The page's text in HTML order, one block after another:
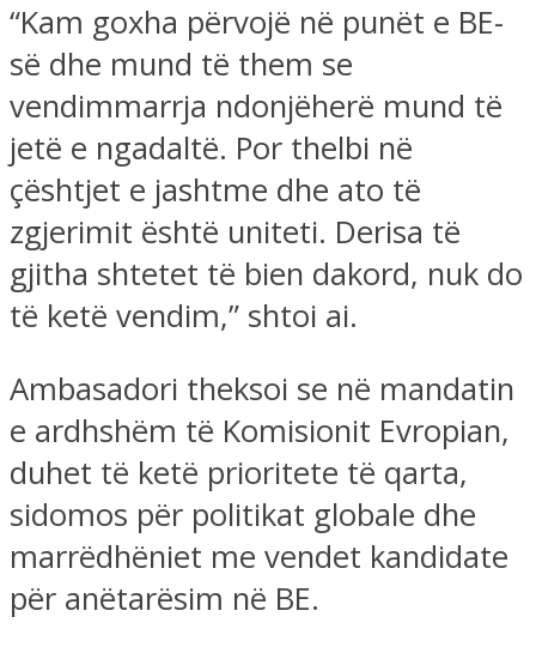
“Kam goxha përvojë në punët e BE-
së dhe mund të them se
vendimmarrja ndonjëherë mund të
jetë e ngadaltë. Por thelbi në
çështjet e jashtme dhe ato të
zgjerimit është uniteti. Derisa të
gjitha shtetet të bien dakord, nuk do
të ketë vendim,” shtoi ai.
Ambasadori theksoi se në mandatin
e ardhshëm të Komisionit Evropian,
duhet të ketë prioritete të qarta,
sidomos për politikat globale dhe
marrëdhëniet me vendet kandidate
për anëtarësim në BE.